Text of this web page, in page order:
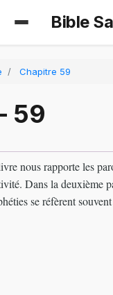
Bible
Chapitre 59
59
nous rapporte les
Dans la deuxième
se réfèrent